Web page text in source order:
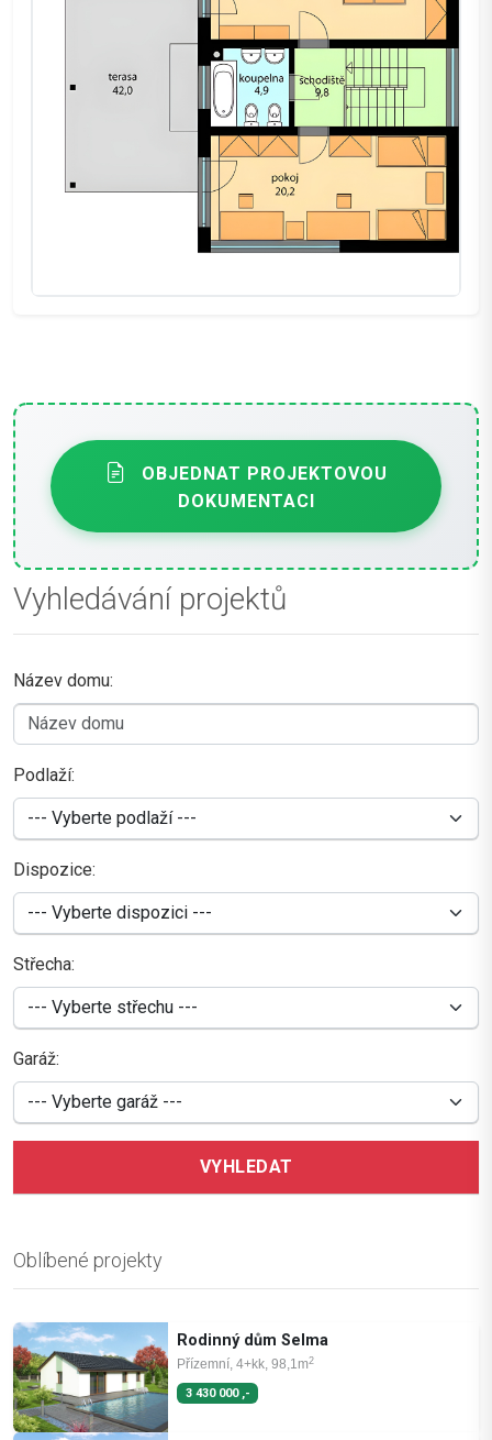
OBJEDNAT PROJEKTOVOU
DOKUMENTACI
Vyhledávání projektů
Název domu:
Podlaží:
Dispozice:
Střecha:
Garáž:
VYHLEDAT
Oblíbené projekty
Rodinný dům Selma
Přízemní, 4+kk, 98,1m2
3 430 000 ,-